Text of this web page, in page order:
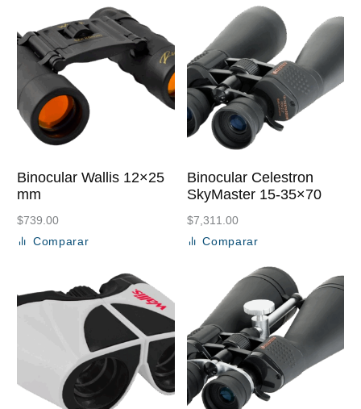
Binocular Wallis 12×25
mm
$739.00
Añadir al carrito
Comparar
Binocular Celestron
SkyMaster 15-35×70
$7,311.00
Añadir al carrito
Comparar